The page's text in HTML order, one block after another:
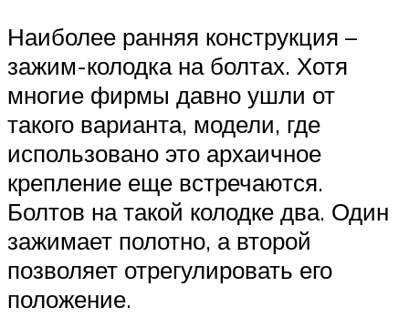
Наиболее ранняя конструкция –
зажим-колодка на болтах. Хотя
многие фирмы давно ушли от
такого варианта, модели, где
использовано это архаичное
крепление еще встречаются.
Болтов на такой колодке два. Один
зажимает полотно, а второй
позволяет отрегулировать его
положение.